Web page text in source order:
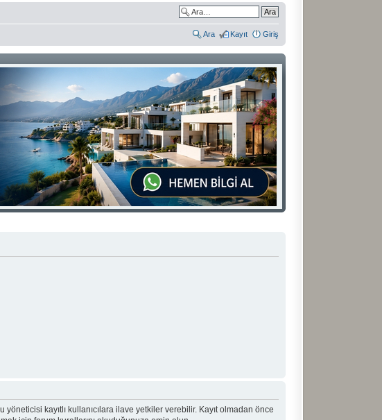
Ara Kayıt Giriş
kayıtlı kullanıcılara ilave yetkiler verebilir. Kayıt olmadan önce